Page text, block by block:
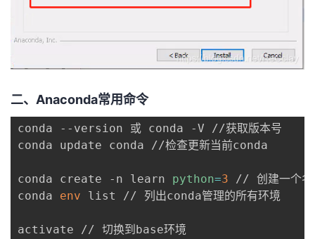
二、Anaconda常用命令
conda --version 或 conda -V //获取版本号
conda update conda //检查更新当前conda
conda create -n learn python=3 // 创建一个名
conda env list // 列出conda管理的所有环境
activate // 切换到base环境